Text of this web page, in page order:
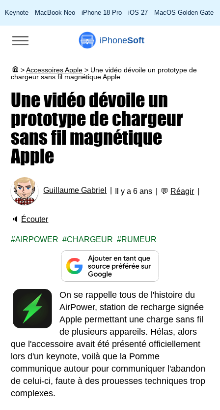
Keynote MacBook Neo iPhone 18 Pro iOS 27 MacOS Golden Gate
iPhoneSoft
> Accessoires Apple > Une vidéo dévoile un prototype de
chargeur sans fil magnétique Apple
Une vidéo dévoile un
prototype de chargeur
sans fil magnétique
Apple
Guillaume Gabriel Il y a 6 ans 💬 Réagir
🔈 Écouter
AIRPOWER CHARGEUR RUMEUR
On se rappelle tous de l'histoire du
AirPower, station de recharge signée
Apple permettant une charge sans fil
de plusieurs appareils. Hélas, alors
que l'accessoire avait été présenté officiellement
lors d'un keynote, voilà que la Pomme
communique autour pour communiquer l'abandon
de celui-ci, faute à des prouesses techniques trop
complexes.